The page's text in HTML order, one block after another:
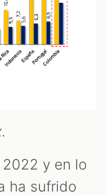
y en lo
ha sufrido